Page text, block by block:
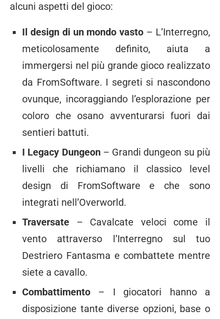
alcuni aspetti del gioco:
Il design di un mondo vasto – L’Interregno,
meticolosamente definito, aiuta a
immergersi nel più grande gioco realizzato
da FromSoftware. I segreti si nascondono
ovunque, incoraggiando l’esplorazione per
coloro che osano avventurarsi fuori dai
sentieri battuti.
I Legacy Dungeon– Grandi dungeon su più
livelli che richiamano il classico level
design di FromSoftware e che sono
integrati nell’Overworld.
Traversate – Cavalcate veloci come il
vento attraverso l’Interregno sul tuo
Destriero Fantasma e combattete mentre
siete a cavallo.
Combattimento – I giocatori hanno a
disposizione tante diverse opzioni, base o